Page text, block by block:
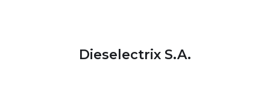
Dieselectrix S.A.